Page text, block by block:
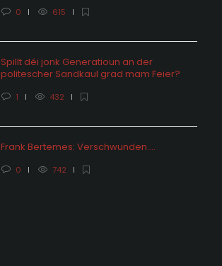
0 615
Spillt déi jonk Generatioun an der
politescher Sandkaul grad mam Feier?
1 432
Frank Bertemes: Verschwunden….
0 742